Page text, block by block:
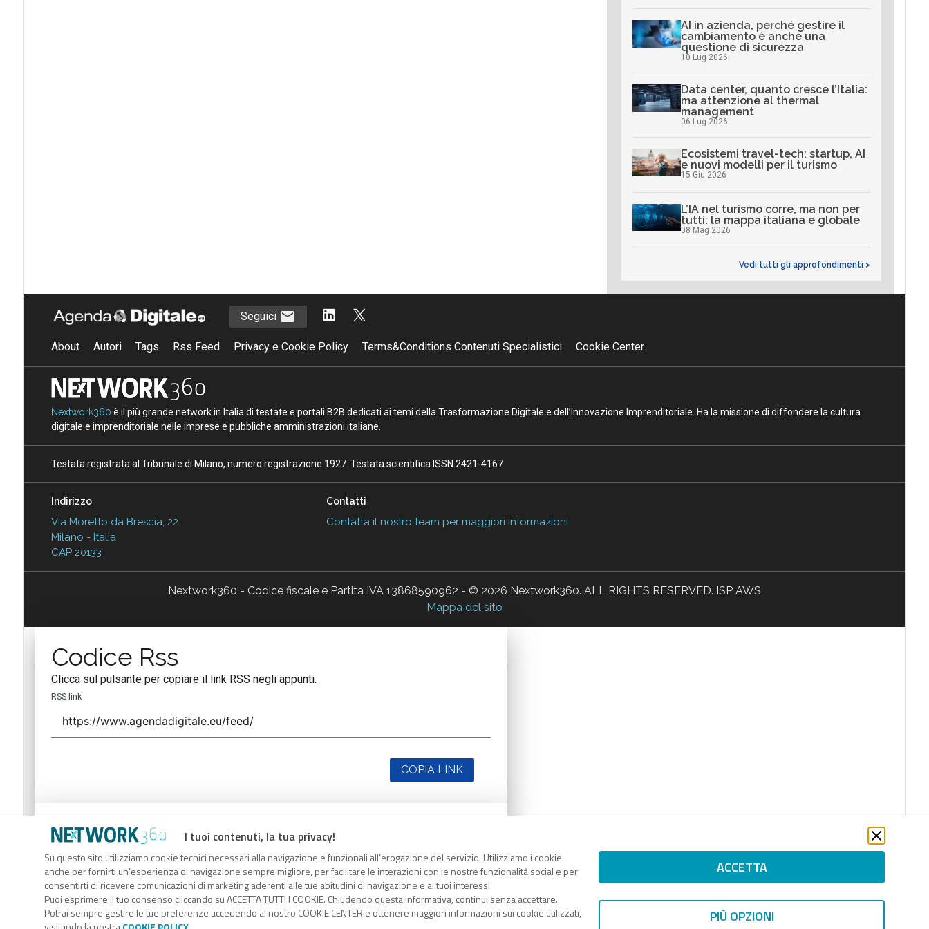
AI in azienda, perché gestire il
cambiamento è anche una
questione di sicurezza
10 Lug 2026
Data center, quanto cresce l’Italia:
ma attenzione al thermal
management
06 Lug 2026
Ecosistemi travel-tech: startup, AI
e nuovi modelli per il turismo
15 Giu 2026
L’IA nel turismo corre, ma non per
tutti: la mappa italiana e globale
08 Mag 2026
Vedi tutti gli approfondimenti >
I tuoi contenuti, la tua privacy!
Su questo sito utilizziamo cookie tecnici necessari alla navigazione e funzionali all’erogazione del servizio. Utilizziamo i cookie
anche per fornirti un’esperienza di navigazione sempre migliore, per facilitare le interazioni con le nostre funzionalità social e per
consentirti di ricevere comunicazioni di marketing aderenti alle tue abitudini di navigazione e ai tuoi interessi.
Puoi esprimere il tuo consenso cliccando su ACCETTA TUTTI I COOKIE. Chiudendo questa informativa, continui senza accettare.
Potrai sempre gestire le tue preferenze accedendo al nostro COOKIE CENTER e ottenere maggiori informazioni sui cookie utilizzati,
ACCETTA
PIÙ OPZIONI
Seguici
About Autori Tags Rss Feed Privacy e Cookie Policy Terms&Conditions Contenuti Specialistici Cookie Center
Nextwork360 è il più grande network in Italia di testate e portali B2B dedicati ai temi della Trasformazione Digitale e dell’Innovazione Imprenditoriale. Ha la missione di diffondere la cultura
digitale e imprenditoriale nelle imprese e pubbliche amministrazioni italiane.
Testata registrata al Tribunale di Milano, numero registrazione 1927. Testata scientifica ISSN 2421-4167
Indirizzo
Via Moretto da Brescia, 22
Milano - Italia
CAP 20133
Contatti
Contatta il nostro team per maggiori informazioni
Nextwork360 - Codice fiscale e Partita IVA 13868590962 - © 2026 Nextwork360. ALL RIGHTS RESERVED. ISP AWS
Mappa del sito
Codice Rss
Clicca sul pulsante per copiare il link RSS negli appunti.
RSS link
COPIA LINK
Codice Rss
Clicca sul pulsante per copiare il link RSS negli appunti.
RSS link